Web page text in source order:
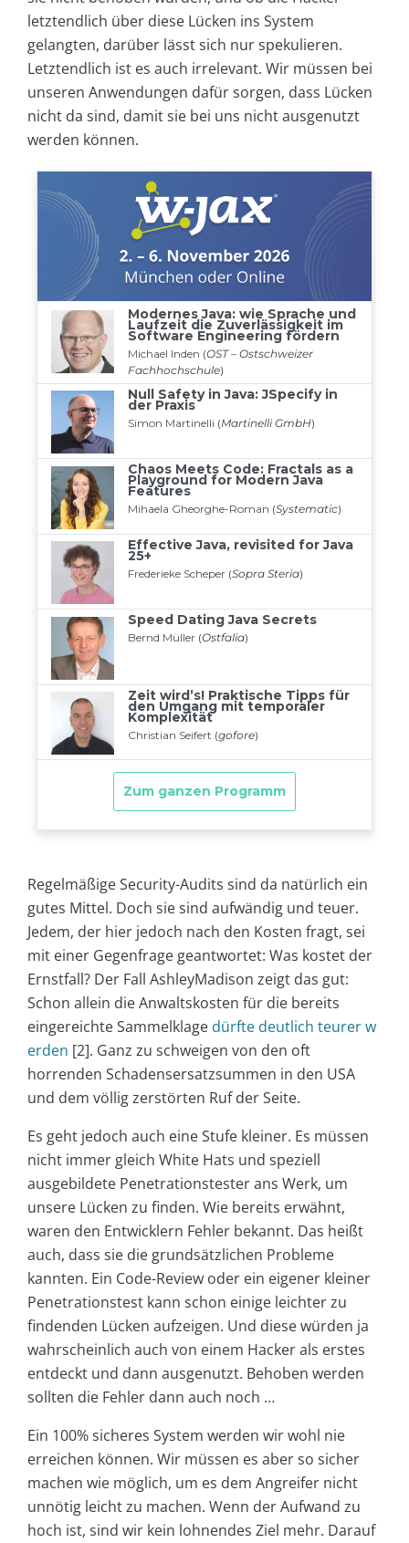
letztendlich über diese Lücken ins System
gelangten, darüber lässt sich nur spekulieren.
Letztendlich ist es auch irrelevant. Wir müssen bei
unseren Anwendungen dafür sorgen, dass Lücken
nicht da sind, damit sie bei uns nicht ausgenutzt
werden können.
Regelmäßige Security-Audits sind da natürlich ein
gutes Mittel. Doch sie sind aufwändig und teuer.
Jedem, der hier jedoch nach den Kosten fragt, sei
mit einer Gegenfrage geantwortet: Was kostet der
Ernstfall? Der Fall AshleyMadison zeigt das gut:
Schon allein die Anwaltskosten für die bereits
eingereichte Sammelklage dürfte deutlich teurer w
erden [2]. Ganz zu schweigen von den oft
horrenden Schadensersatzsummen in den USA
und dem völlig zerstörten Ruf der Seite.
Es geht jedoch auch eine Stufe kleiner. Es müssen
nicht immer gleich White Hats und speziell
ausgebildete Penetrationstester ans Werk, um
unsere Lücken zu finden. Wie bereits erwähnt,
waren den Entwicklern Fehler bekannt. Das heißt
auch, dass sie die grundsätzlichen Probleme
kannten. Ein Code-Review oder ein eigener kleiner
Penetrationstest kann schon einige leichter zu
findenden Lücken aufzeigen. Und diese würden ja
wahrscheinlich auch von einem Hacker als erstes
entdeckt und dann ausgenutzt. Behoben werden
sollten die Fehler dann auch noch …
Ein 100% sicheres System werden wir wohl nie
erreichen können. Wir müssen es aber so sicher
machen wie möglich, um es dem Angreifer nicht
unnötig leicht zu machen. Wenn der Aufwand zu
hoch ist, sind wir kein lohnendes Ziel mehr. Darauf